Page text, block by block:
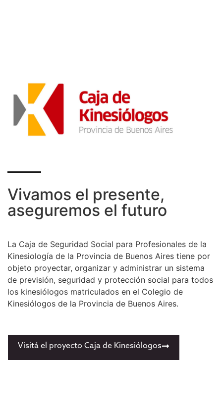
Vivamos el presente,
aseguremos el futuro
La Caja de Seguridad Social para Profesionales de la
Kinesiología de la Provincia de Buenos Aires tiene por
objeto proyectar, organizar y administrar un sistema
de previsión, seguridad y protección social para todos
los kinesiólogos matriculados en el Colegio de
Kinesiólogos de la Provincia de Buenos Aires.
Visitá el proyecto Caja de Kinesiólogos